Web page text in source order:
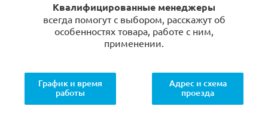
Квалифицированные менеджеры
всегда помогут с выбором, расскажут об
особенностях товара, работе с ним,
применении.
График и время
работы
Адрес и схема
проезда